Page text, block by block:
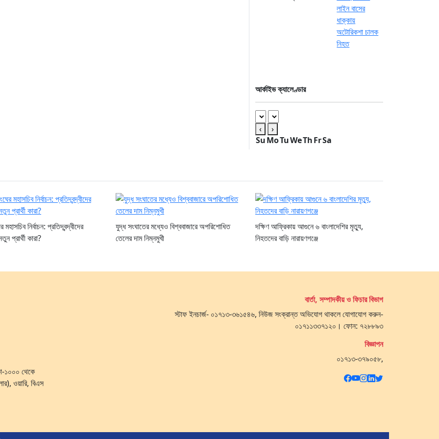
আর্কাইভ ক্যালেণ্ডার
‹
›
SuMoTuWeThFrSa
মহাসচিব নির্বাচন: প্রতিদ্বন্দ্বীদের
প্রার্থী কারা?
যুদ্ধ সংঘাতের মধ্যেও বিশ্ববাজারে অপরিশোধিত
তেলের দাম নিম্নমুখী
দক্ষিণ আফ্রিকায় আগুনে ৬ বাংলাদেশির মৃত্যু,
নিহতদের বাড়ি নারায়ণগঞ্জে
১০০০ থেকে
ওয়ারি, বিএস
বার্তা, সম্পাদকীয় ও ফিচার বিভাগ
স্টাফ ইনচার্জ- ০১৭১৩-৩৬১৫৪৬, নিউজ সংক্রান্ত অভিযোগ থাকলে যোগাযোগ করুন-
০১৭১১৩৩৭১২০। ফোন: ৭২৮৮৯৩
বিজ্ঞাপন
০১৭১৩-৩৭৯০৫৮,